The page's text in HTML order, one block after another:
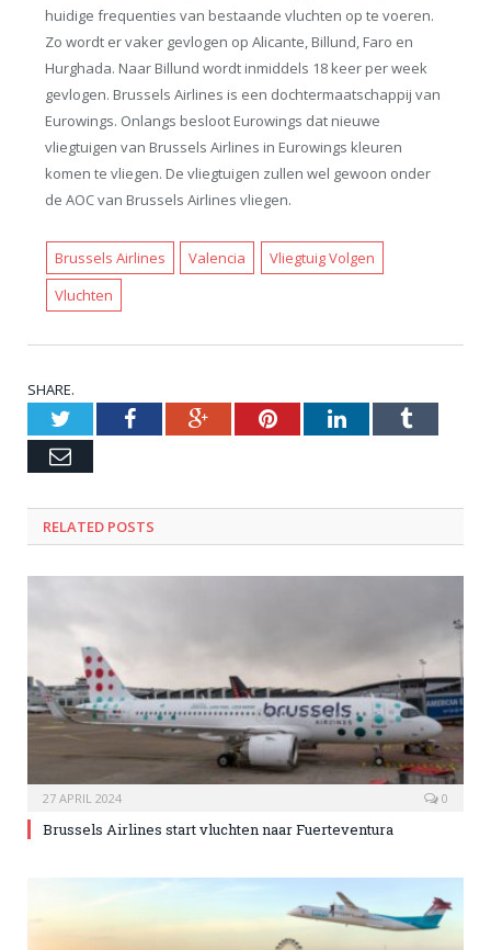
huidige frequenties van bestaande vluchten op te voeren.
Zo wordt er vaker gevlogen op Alicante, Billund, Faro en
Hurghada. Naar Billund wordt inmiddels 18 keer per week
gevlogen. Brussels Airlines is een dochtermaatschappij van
Eurowings. Onlangs besloot Eurowings dat nieuwe
vliegtuigen van Brussels Airlines in Eurowings kleuren
komen te vliegen. De vliegtuigen zullen wel gewoon onder
de AOC van Brussels Airlines vliegen.
Brussels Airlines Valencia
Vliegtuig Volgen
Vluchten
SHARE.
TwitterFacebookGoogle+PinterestLinkedInTumblr
Email
RELATED POSTS
27 APRIL 2024 0
Brussels Airlines start vluchten naar Fuerteventura